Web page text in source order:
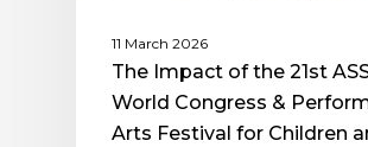
11 March 2026
The Impact of the 21st
World Congress &
Arts Festival for Children